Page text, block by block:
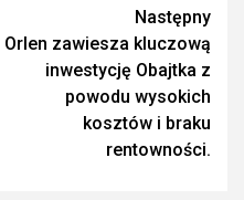
Następny
Orlen zawiesza kluczową
inwestycję Obajtka z
powodu wysokich
kosztów i braku
rentowności.